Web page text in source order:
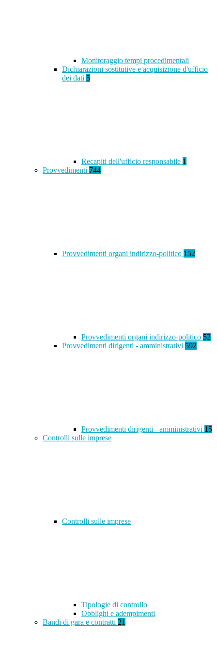
Monitoraggio tempi procedimentali
Dichiarazioni sostitutive e acquisizione d'ufficio
dei dati 5
Recapiti dell'ufficio responsabile 1
Provvedimenti 744
Provvedimenti organi indirizzo-politico 152
Provvedimenti organi indirizzo-politico 52
Provvedimenti dirigenti - amministrativi 592
Provvedimenti dirigenti - amministrativi 15
Controlli sulle imprese
Controlli sulle imprese
Tipologie di controllo
Obblighi e adempimenti
Bandi di gara e contratti 21